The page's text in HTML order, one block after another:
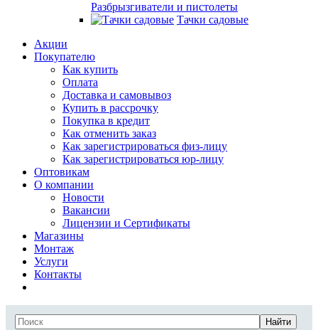
Разбрызгиватели и пистолеты
Тачки садовые
Акции
Покупателю
Как купить
Оплата
Доставка и самовывоз
Купить в рассрочку
Покупка в кредит
Как отменить заказ
Как зарегистрироваться физ-лицу
Как зарегистрироваться юр-лицу
Оптовикам
О компании
Новости
Вакансии
Лицензии и Сертификаты
Магазины
Монтаж
Услуги
Контакты
Найти